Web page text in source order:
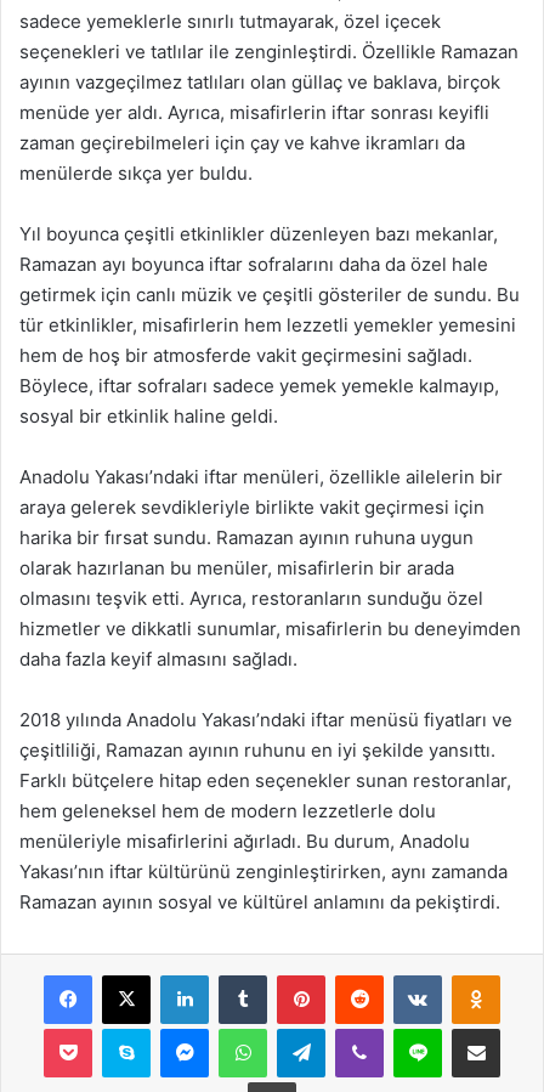
sadece yemeklerle sınırlı tutmayarak, özel içecek
seçenekleri ve tatlılar ile zenginleştirdi. Özellikle Ramazan
ayının vazgeçilmez tatlıları olan güllaç ve baklava, birçok
menüde yer aldı. Ayrıca, misafirlerin iftar sonrası keyifli
zaman geçirebilmeleri için çay ve kahve ikramları da
menülerde sıkça yer buldu.
Yıl boyunca çeşitli etkinlikler düzenleyen bazı mekanlar,
Ramazan ayı boyunca iftar sofralarını daha da özel hale
getirmek için canlı müzik ve çeşitli gösteriler de sundu. Bu
tür etkinlikler, misafirlerin hem lezzetli yemekler yemesini
hem de hoş bir atmosferde vakit geçirmesini sağladı.
Böylece, iftar sofraları sadece yemek yemekle kalmayıp,
sosyal bir etkinlik haline geldi.
Anadolu Yakası’ndaki iftar menüleri, özellikle ailelerin bir
araya gelerek sevdikleriyle birlikte vakit geçirmesi için
harika bir fırsat sundu. Ramazan ayının ruhuna uygun
olarak hazırlanan bu menüler, misafirlerin bir arada
olmasını teşvik etti. Ayrıca, restoranların sunduğu özel
hizmetler ve dikkatli sunumlar, misafirlerin bu deneyimden
daha fazla keyif almasını sağladı.
2018 yılında Anadolu Yakası’ndaki iftar menüsü fiyatları ve
çeşitliliği, Ramazan ayının ruhunu en iyi şekilde yansıttı.
Farklı bütçelere hitap eden seçenekler sunan restoranlar,
hem geleneksel hem de modern lezzetlerle dolu
menüleriyle misafirlerini ağırladı. Bu durum, Anadolu
Yakası’nın iftar kültürünü zenginleştirirken, aynı zamanda
Ramazan ayının sosyal ve kültürel anlamını da pekiştirdi.
Facebook
X LinkedInTumblr PinterestReddit VKontakte
Pocket Skype MessengerWhatsAppTelegramViber Line E-Posta ile
Yazdır